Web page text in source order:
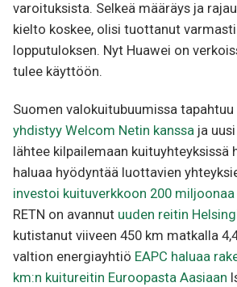
varoituksista. Selkeä määräys ja
kielto koskee, olisi tuottanut
lopputuloksen. Nyt Huawei on
tulee käyttöön.
Suomen valokuitubuumissa tapahtuu
yhdistyy Welcom Netin kanssa ja
lähtee kilpailemaan kuituyhteyksissä
haluaa hyödyntää luottavien
investoi kuituverkkoon 200
RETN on avannut uuden reitin
kutistanut viiveen 450 km matkalla
valtion energiayhtiö EAPC haluaa
km:n kuitureitin Euroopasta Aasiaan